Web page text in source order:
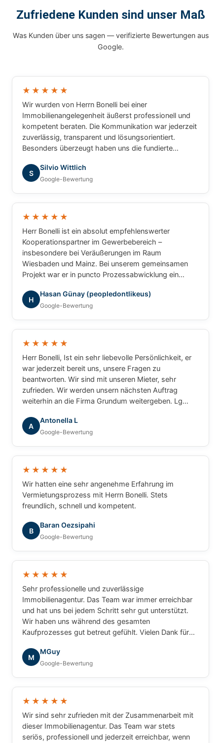
Zufriedene Kunden sind unser Maß
Was Kunden über uns sagen — verifizierte Bewertungen aus
Google.
★★★★★
Wir wurden von Herrn Bonelli bei einer
Immobilienangelegenheit äußerst professionell und
kompetent beraten. Die Kommunikation war jederzeit
zuverlässig, transparent und lösungsorientiert.
Besonders überzeugt haben uns die fundierte
Anliegen und das sehr gute Verständnis für die
besonderen Anforderungen. Wir haben uns während
des gesamten Prozesses bestens betreut gefühlt
und können Herrn Bonelli uneingeschränkt
weiterempfehlen. Vielen Dank für die hervorragende
S
Silvio Wittlich
Google-Bewertung
★★★★★
Herr Bonelli ist ein absolut empfehlenswerter
Kooperationspartner im Gewerbebereich –
insbesondere bei Veräußerungen im Raum
Wiesbaden und Mainz. Bei unserem gemeinsamen
Projekt war er in puncto Prozessabwicklung ein
ergebnisorientiert. Für gewerbliche Transaktionen
würde ich jederzeit wieder mit ihm
zusammenarbeiten.
H
Hasan Günay (peopledontlikeus)
Google-Bewertung
★★★★★
Herr Bonelli, Ist ein sehr liebevolle Persönlichkeit, er
war jederzeit bereit uns, unsere Fragen zu
beantworten. Wir sind mit unseren Mieter, sehr
zufrieden. Wir werden unsern nächsten Auftrag
weiterhin an die Firma Grundum weitergeben. Lg
A
Antonella L
Google-Bewertung
★★★★★
Wir hatten eine sehr angenehme Erfahrung im
Vermietungsprozess mit Herrn Bonelli. Stets
freundlich, schnell und kompetent.
B
Baran Oezsipahi
Google-Bewertung
★★★★★
Sehr professionelle und zuverlässige
Immobilienagentur. Das Team war immer erreichbar
und hat uns bei jedem Schritt sehr gut unterstützt.
Wir haben uns während des gesamten
Kaufprozesses gut betreut gefühlt. Vielen Dank für
M
MGuy
Google-Bewertung
★★★★★
Wir sind sehr zufrieden mit der Zusammenarbeit mit
dieser Immobilienagentur. Das Team war stets
seriös, professionell und jederzeit erreichbar, wenn